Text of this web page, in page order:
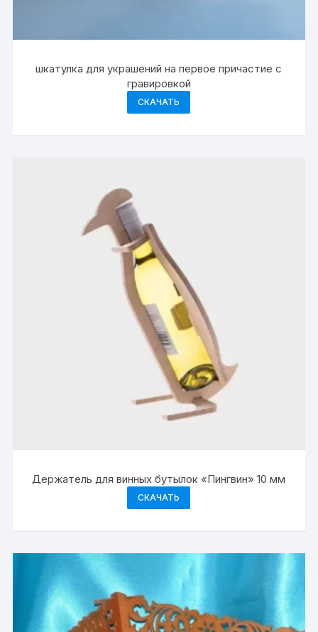
шкатулка для украшений на первое причастие с
гравировкой
СКАЧАТЬ
Держатель для винных бутылок «Пингвин» 10 мм
СКАЧАТЬ